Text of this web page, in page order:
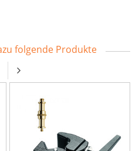
folgende Produkte